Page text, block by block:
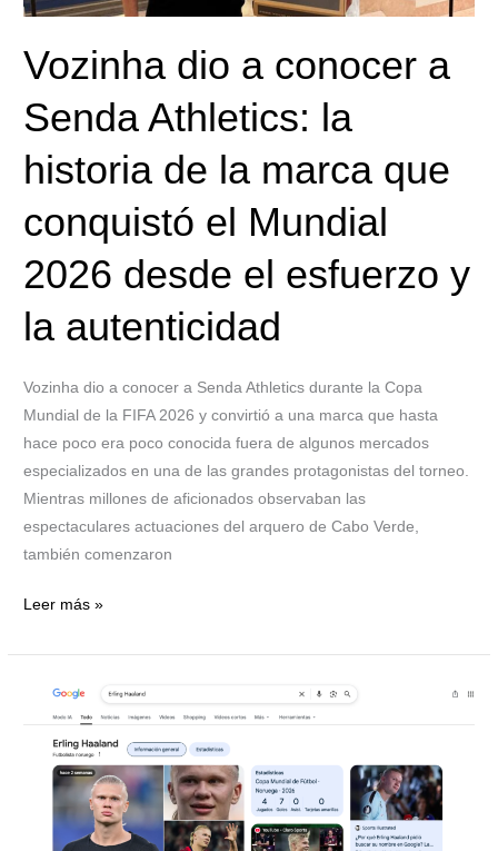
Vozinha dio a conocer a
Senda Athletics: la
historia de la marca que
conquistó el Mundial
2026 desde el esfuerzo y
la autenticidad
Vozinha dio a conocer a Senda Athletics durante la Copa
Mundial de la FIFA 2026 y convirtió a una marca que hasta
hace poco era poco conocida fuera de algunos mercados
especializados en una de las grandes protagonistas del torneo.
Mientras millones de aficionados observaban las
espectaculares actuaciones del arquero de Cabo Verde,
también comenzaron
la
marca
que
conquistó
el
2026
el
autenticidad
Leer más »
Erling
Haaland
Google:
homenaje